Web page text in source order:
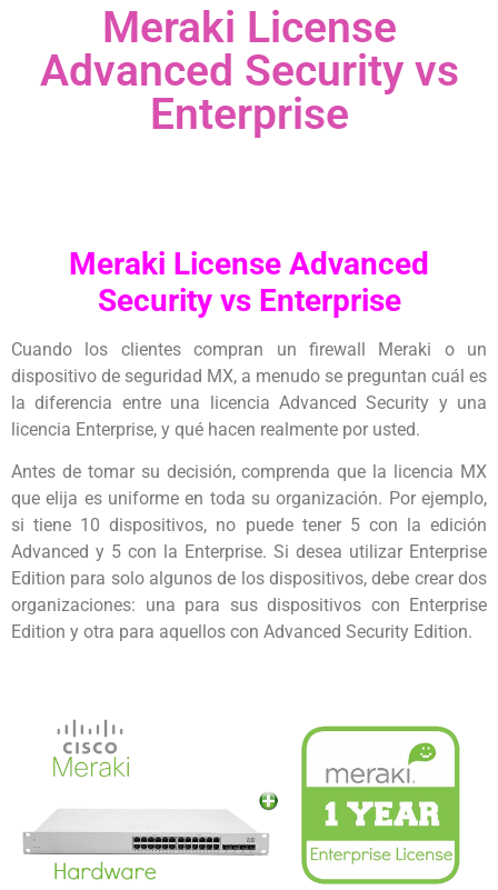
Meraki License
Advanced Security vs
Enterprise
Meraki License Advanced
Security vs Enterprise
Cuando los clientes compran un firewall Meraki o un
dispositivo de seguridad MX, a menudo se preguntan cuál es
la diferencia entre una licencia Advanced Security y una
licencia Enterprise, y qué hacen realmente por usted.
Antes de tomar su decisión, comprenda que la licencia MX
que elija es uniforme en toda su organización. Por ejemplo,
si tiene 10 dispositivos, no puede tener 5 con la edición
Advanced y 5 con la Enterprise. Si desea utilizar Enterprise
Edition para solo algunos de los dispositivos, debe crear dos
organizaciones: una para sus dispositivos con Enterprise
Edition y otra para aquellos con Advanced Security Edition.